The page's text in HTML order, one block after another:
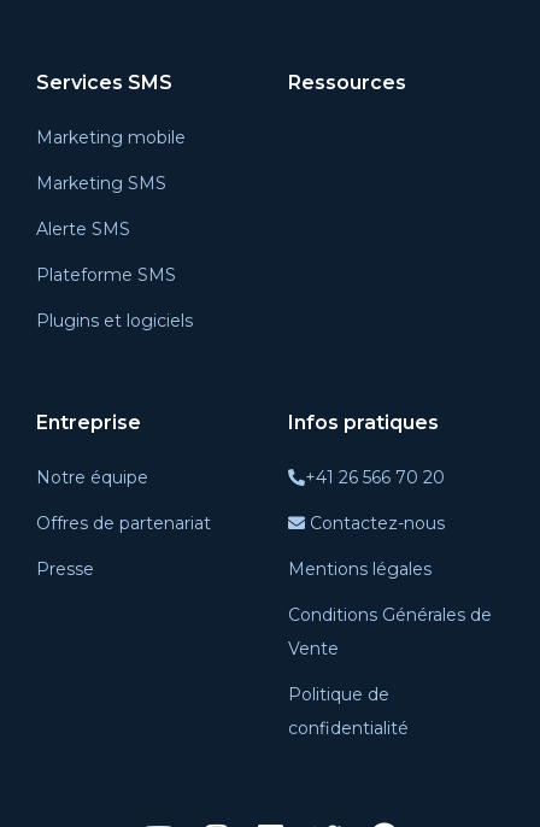
Services SMS
Marketing mobile
Marketing SMS
Alerte SMS
Plateforme SMS
Plugins et logiciels
Ressources
Entreprise
Notre équipe
Offres de partenariat
Presse
Infos pratiques
+41 26 566 70 20
Contactez-nous
Mentions légales
Conditions Générales de
Vente
Politique de
confidentialité